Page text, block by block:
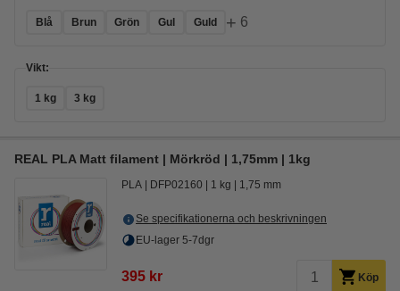
Blå Brun Grön Gul Guld + 6
Vikt:
1 kg 3 kg
REAL PLA Matt filament | Mörkröd | 1,75mm | 1kg
PLA DFP02160 1 kg 1,75 mm
Se specifikationerna och beskrivningen
EU-lager 5-7dgr
395 kr Köp